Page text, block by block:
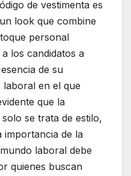
de vestimenta es
look que combine
personal
los candidatos a
de su
laboral en el que
que la
se trata de estilo,
importancia de la
laboral debe
quienes buscan